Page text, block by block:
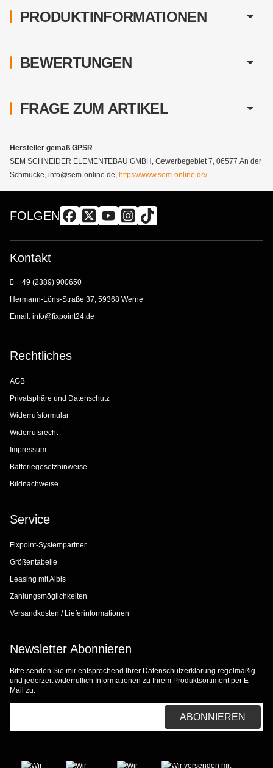
PRODUKTINFORMATIONEN
BEWERTUNGEN
FRAGE ZUM ARTIKEL
Hersteller gemäß GPSR
SEM SCHNEIDER ELEMENTEBAU GMBH, Gewerbegebiet 7, 06577 An der
Schmücke, info@sem-online.de, https://www.sem-online.de/
FOLGEN
Kontakt
+ 49 (2389) 900650
Hermann-Löns-Straße 37, 59368 Werne
Email: info@fixpoint24.de
Rechtliches
AGB
Privatsphäre und Datenschutz
Widerrufsformular
Widerrufsrecht
Impressum
Batteriegesetzhinweise
Bildnachweise
Service
Fixpoint-Systempartner
Größentabelle
Leasing mit Albis
Zahlungsmöglichkeiten
Versandkosten / Lieferinformationen
Newsletter Abonnieren
Bitte senden Sie mir entsprechend Ihrer Datenschutzerklärung regelmäßig
und jederzeit widerruflich Informationen zu Ihrem Produktsortiment per E-
Mail zu.
ABONNIEREN